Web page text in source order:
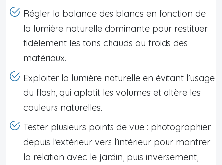
Régler la balance des blancs en fonction de
la lumière naturelle dominante pour restituer
fidèlement les tons chauds ou froids des
matériaux.
Exploiter la lumière naturelle en évitant l’usage
du flash, qui aplatit les volumes et altère les
couleurs naturelles.
Tester plusieurs points de vue : photographier
depuis l’extérieur vers l’intérieur pour montrer
la relation avec le jardin, puis inversement,